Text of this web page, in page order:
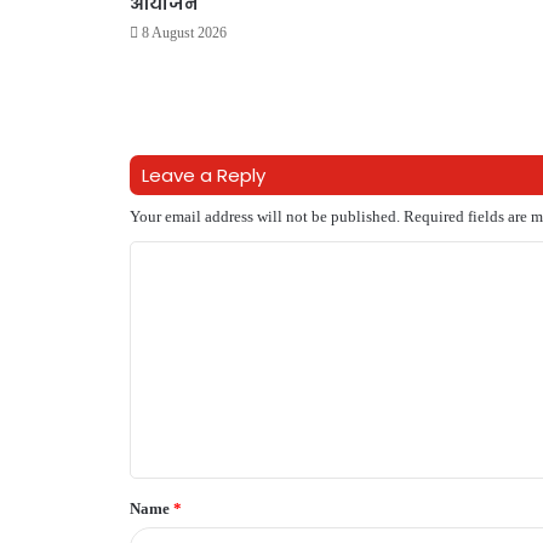
8 August 2026
Leave a Reply
Your email address will not be published. Required fields are
t
*
Name *